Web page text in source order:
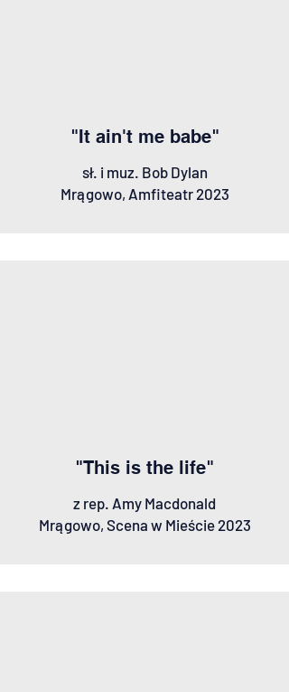
"It ain't me babe"
sł. i muz. Bob Dylan
Mrągowo, Amfiteatr 2023
"This is the life"
z rep. Amy Macdonald
Mrągowo, Scena w Mieście 2023